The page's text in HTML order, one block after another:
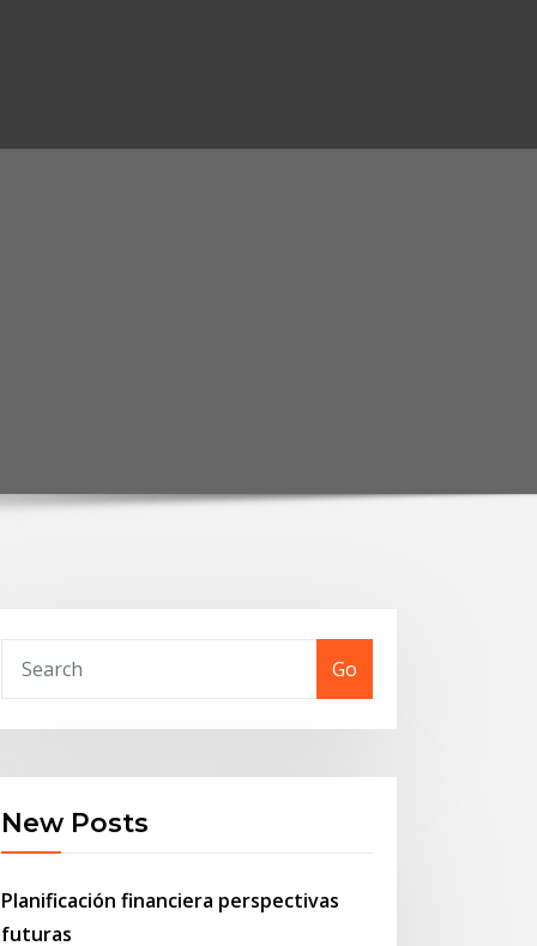
Go
New Posts
Planificación financiera perspectivas
futuras